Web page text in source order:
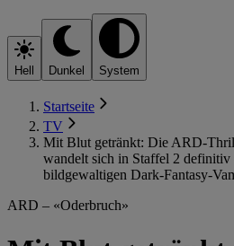
Hell Dunkel System
Startseite
TV
Mit Blut getränkt: Die ARD-
wandelt sich in Staffel 2 definitiv
bildgewaltigen Dark-Fantasy-
ARD – «Oderbruch»